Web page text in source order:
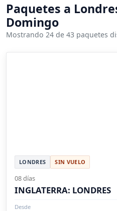
Paquetes a
Domingo
Mostrando 24 de 43 paquetes
LONDRES SIN VUELO
08 días
INGLATERRA: LONDRES
Desde